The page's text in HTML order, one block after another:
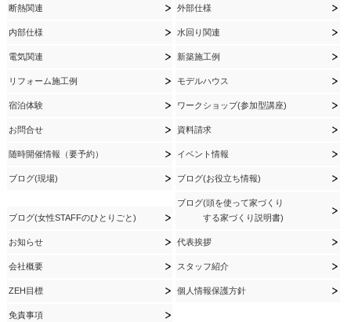
断熱関連 外部仕様
内部仕様 水回り関連
電気関連 新築施工例
リフォーム施工例 モデルハウス
宿泊体験 ワークショップ(参加型講座)
お問合せ 資料請求
随時開催情報（要予約） イベント情報
ブログ(現場) ブログ(お役立ち情報)
ブログ(女性STAFFのひとりごと)
ブログ(頭を使って家づくり
する家づくり説明書)
お知らせ 代表挨拶
会社概要 スタッフ紹介
ZEH目標 個人情報保護方針
免責事項